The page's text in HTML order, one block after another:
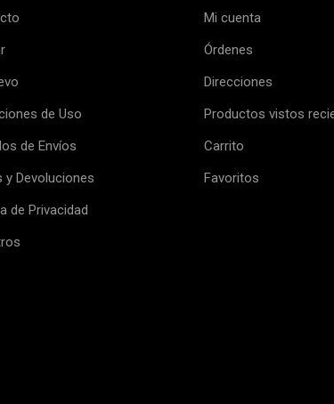
de Uso
de Envíos
y Devoluciones
de Privacidad
Mi cuenta
Órdenes
Direcciones
Productos vistos
Carrito
Favoritos